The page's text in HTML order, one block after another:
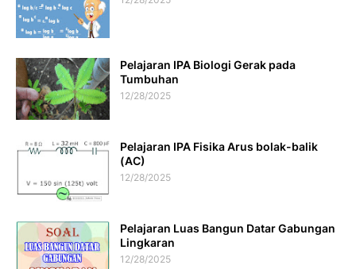
Pelajaran IPA Biologi Gerak pada
Tumbuhan
12/28/2025
Pelajaran IPA Fisika Arus bolak-balik
(AC)
12/28/2025
Pelajaran Luas Bangun Datar Gabungan
Lingkaran
12/28/2025